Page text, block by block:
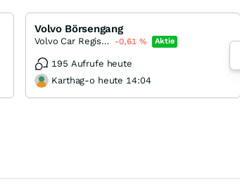
Volvo Börsengang
Volvo Car Registered (B) -0,61% Aktie
195 Aufrufe heute
Karthag-o heute 14:04